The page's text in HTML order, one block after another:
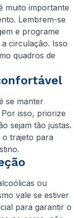
muito importante
Lembrem-se
e programe
circulação. Isso
quadros de
se manter
isso, priorize
sejam tão justas.
trajeto para
ou
vale se estiver
para garantir o